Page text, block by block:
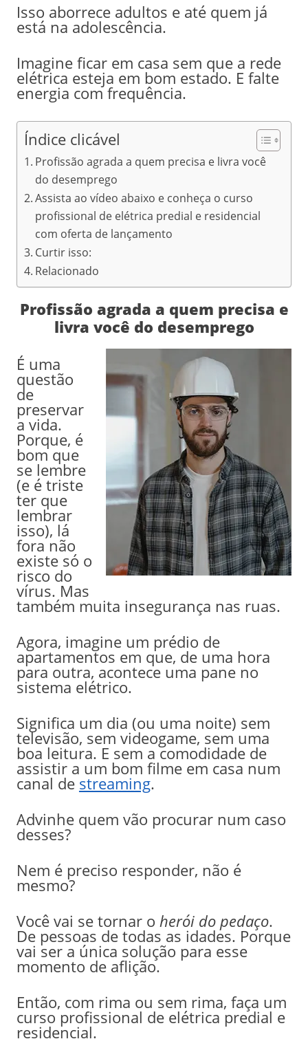
Isso aborrece adultos e até quem já
está na adolescência.
Imagine ficar em casa sem que a rede
elétrica esteja em bom estado. E falte
energia com frequência.
Índice clicável
Profissão agrada a quem precisa e livra você
do desemprego
Assista ao vídeo abaixo e conheça o curso
profissional de elétrica predial e residencial
com oferta de lançamento
Curtir isso:
Relacionado
Profissão agrada a quem precisa e
livra você do desemprego
É uma
questão
de
preservar
a vida.
Porque, é
bom que
se lembre
(e é triste
ter que
lembrar
isso), lá
fora não
existe só o
risco do
vírus. Mas
também muita insegurança nas ruas.
Agora, imagine um prédio de
apartamentos em que, de uma hora
para outra, acontece uma pane no
sistema elétrico.
Significa um dia (ou uma noite) sem
televisão, sem videogame, sem uma
boa leitura. E sem a comodidade de
assistir a um bom filme em casa num
canal de streaming.
Advinhe quem vão procurar num caso
desses?
Nem é preciso responder, não é
mesmo?
Você vai se tornar o herói do pedaço.
De pessoas de todas as idades. Porque
vai ser a única solução para esse
momento de aflição.
Então, com rima ou sem rima, faça um
curso profissional de elétrica predial e
residencial.